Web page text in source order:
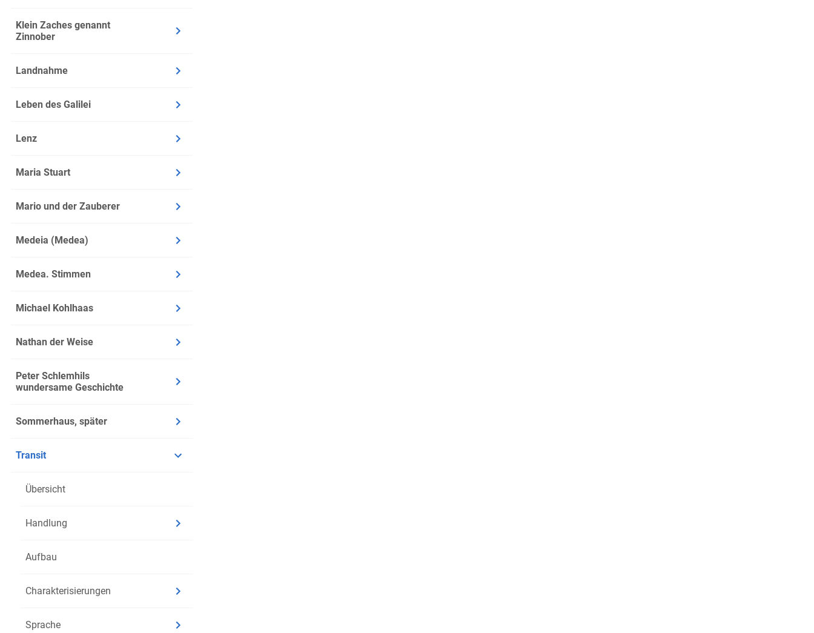
Klein Zaches genannt
Zinnober
Landnahme
Leben des Galilei
Lenz
Maria Stuart
Mario und der Zauberer
Medeia (Medea)
Medea. Stimmen
Michael Kohlhaas
Nathan der Weise
Peter Schlemhils
wundersame Geschichte
Sommerhaus, später
Transit
Übersicht
Handlung
Aufbau
Charakterisierungen
Sprache